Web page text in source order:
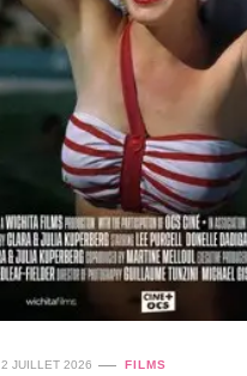
2 JUILLET 2026 FILMS